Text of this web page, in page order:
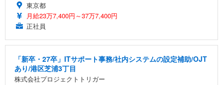
東京都
月給23万7,400円～37万7,400円
正社員
「新卒・27卒」ITサポート事務/社内システムの設定補助/OJT
あり/港区芝浦3丁目
株式会社プロジェクトトリガー